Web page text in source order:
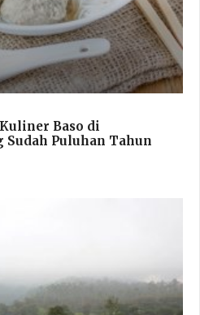
Baso di
Sudah Puluhan Tahun